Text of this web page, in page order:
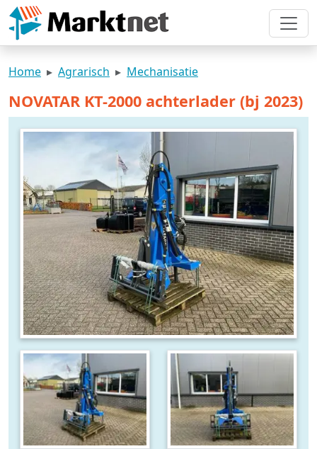
Home Agrarisch Mechanisatie
NOVATAR KT-2000 achterlader (bj 2023)